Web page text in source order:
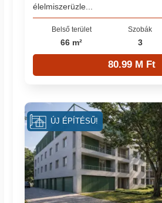
élelmiszerüzle...
Belső terület
66 m²
Szobák
3
80.99 M Ft
ÚJ ÉPÍTÉSŰ!